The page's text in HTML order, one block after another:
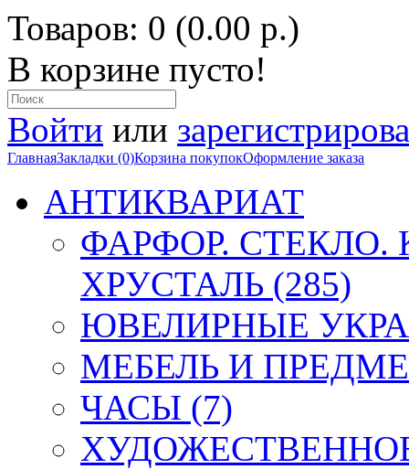
Товаров: 0 (0.00 р.)
В корзине пусто!
Войти или
ГлавнаяЗакладки (0)Корзина покупокОформление заказа
АНТИКВАРИАТ
ФАРФОР.
ХРУСТАЛЬ (285)
ЮВЕЛИРНЫЕ
МЕБЕЛЬ И
ЧАСЫ (7)